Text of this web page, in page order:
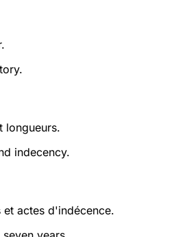
longueurs.
indecency.
et actes d'indécence.